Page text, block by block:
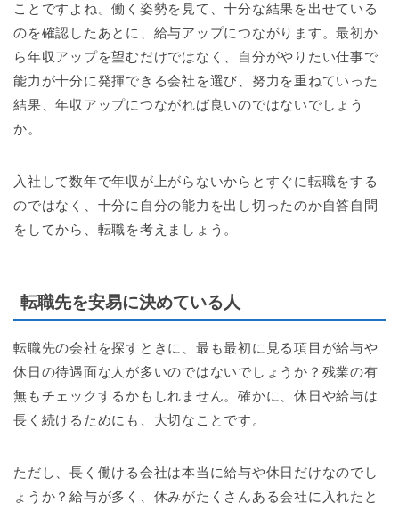
ことですよね。働く姿勢を見て、十分な結果を出せている
のを確認したあとに、給与アップにつながります。最初か
ら年収アップを望むだけではなく、自分がやりたい仕事で
能力が十分に発揮できる会社を選び、努力を重ねていった
結果、年収アップにつながれば良いのではないでしょう
か。
入社して数年で年収が上がらないからとすぐに転職をする
のではなく、十分に自分の能力を出し切ったのか自答自問
をしてから、転職を考えましょう。
転職先を安易に決めている人
転職先の会社を探すときに、最も最初に見る項目が給与や
休日の待遇面な人が多いのではないでしょうか？残業の有
無もチェックするかもしれません。確かに、休日や給与は
長く続けるためにも、大切なことです。
ただし、長く働ける会社は本当に給与や休日だけなのでし
ょうか？給与が多く、休みがたくさんある会社に入れたと